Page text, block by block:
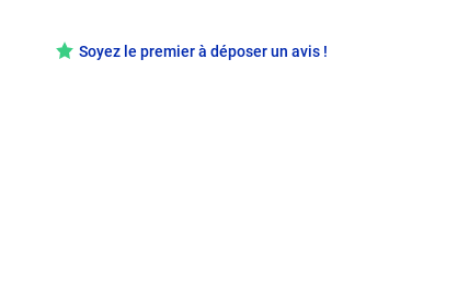
Soyez le premier à déposer un avis !